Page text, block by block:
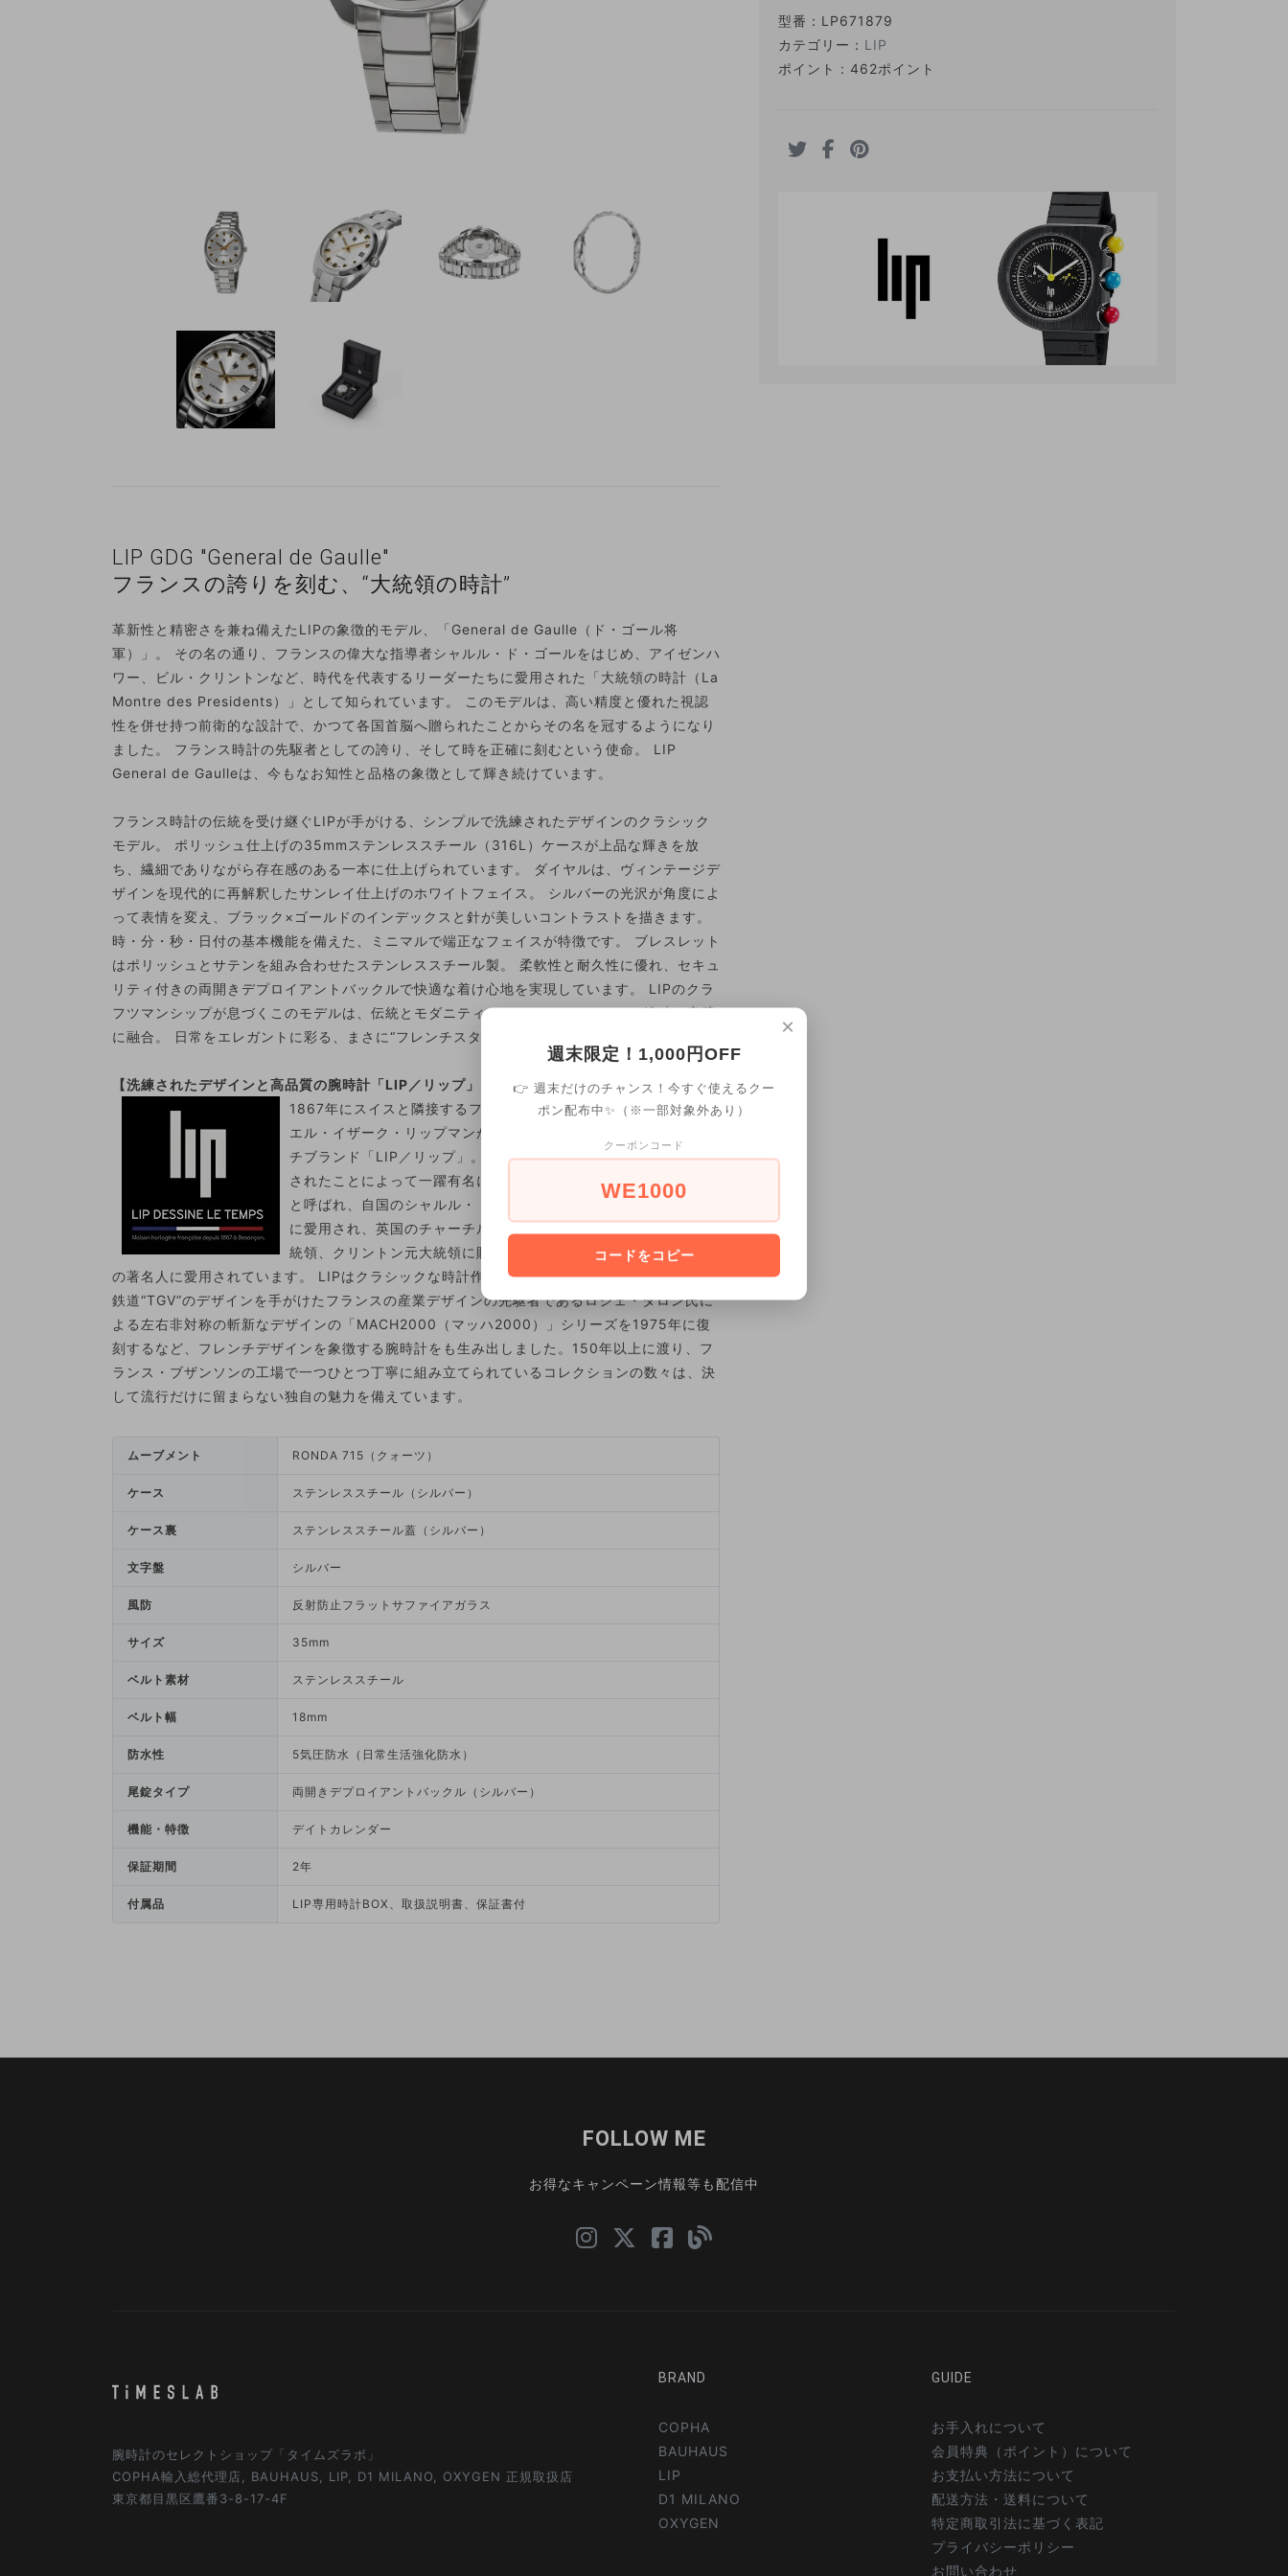
LIP GDG "General de Gaulle"
フランスの誇りを刻む、“大統領の時計”
革新性と精密さを兼ね備えたLIPの象徴的モデル、「General de Gaulle（ド・ゴール将
軍）」。 その名の通り、フランスの偉大な指導者シャルル・ド・ゴールをはじめ、アイゼンハ
ワー、ビル・クリントンなど、時代を代表するリーダーたちに愛用された「大統領の時計（La
Montre des Presidents）」として知られています。 このモデルは、高い精度と優れた視認
性を併せ持つ前衛的な設計で、かつて各国首脳へ贈られたことからその名を冠するようになり
ました。 フランス時計の先駆者としての誇り、そして時を正確に刻むという使命。 LIP
General de Gaulleは、今もなお知性と品格の象徴として輝き続けています。
フランス時計の伝統を受け継ぐLIPが手がける、シンプルで洗練されたデザインのクラシック
モデル。 ポリッシュ仕上げの35mmステンレススチール（316L）ケースが上品な輝きを放
ち、繊細でありながら存在感のある一本に仕上げられています。 ダイヤルは、ヴィンテージデ
ザインを現代的に再解釈したサンレイ仕上げのホワイトフェイス。 シルバーの光沢が角度によ
って表情を変え、ブラック×ゴールドのインデックスと針が美しいコントラストを描きます。
時・分・秒・日付の基本機能を備えた、ミニマルで端正なフェイスが特徴です。 ブレスレット
はポリッシュとサテンを組み合わせたステンレススチール製。 柔軟性と耐久性に優れ、セキュ
リティ付きの両開きデプロイアントバックルで快適な着け心地を実現しています。 LIPのクラ
フツマンシップが息づくこのモデルは、伝統とモダニティ、そしてフランスらしい洗練を完璧
に融合。 日常をエレガントに彩る、まさに“フレンチスタイル”の象徴です。
【洗練されたデザインと高品質の腕時計「LIP／リップ」】
1867年にスイスと隣接するフランス東部のブザンソンでエマニュ
エル・イザーク・リップマンが創業したフランスを代表するウォッ
チブランド「LIP／リップ」。LIPの時計は、ナポレオン1世に贈呈
されたことによって一躍有名になりました。また「大統領の時計」
と呼ばれ、自国のシャルル・ド・ゴール元大統領やマクロン大統領
に愛用され、英国のチャーチル元首相、米国のアイゼンハワー元大
統領、クリントン元大統領に贈呈されるなど、現在に至るまで多く
の著名人に愛用されています。 LIPはクラシックな時計作りに長けていた一方、フランス国有
鉄道“TGV”のデザインを手がけたフランスの産業デザインの先駆者であるロジェ・タロン氏に
よる左右非対称の斬新なデザインの「MACH2000（マッハ2000）」シリーズを1975年に復
刻するなど、フレンチデザインを象徴する腕時計をも生み出しました。150年以上に渡り、フ
ランス・ブザンソンの工場で一つひとつ丁寧に組み立てられているコレクションの数々は、決
して流行だけに留まらない独自の魅力を備えています。
ムーブメント RONDA 715（クォーツ）
ケース ステンレススチール（シルバー）
ケース裏 ステンレススチール蓋（シルバー）
文字盤 シルバー
風防 反射防止フラットサファイアガラス
サイズ 35mm
ベルト素材 ステンレススチール
ベルト幅 18mm
防水性 5気圧防水（日常生活強化防水）
尾錠タイプ 両開きデプロイアントバックル（シルバー）
機能・特徴 デイトカレンダー
保証期間 2年
付属品 LIP専用時計BOX、取扱説明書、保証書付
型番： LP671879
カテゴリー： LIP
ポイント : 462ポイント
ITEM LIST
FOLLOW ME
お得なキャンペーン情報等も配信中
腕時計のセレクトショップ「タイムズラボ」
COPHA輸入総代理店, BAUHAUS, LIP, D1 MILANO, OXYGEN 正規取扱店
東京都目黒区鷹番3-8-17-4F
BRAND
COPHA
BAUHAUS
LIP
D1 MILANO
OXYGEN
GUIDE
お手入れについて
会員特典（ポイント）について
お支払い方法について
配送方法・送料について
特定商取引法に基づく表記
プライバシーポリシー
お問い合わせ
×
週末限定！1,000円OFF
👉 週末だけのチャンス！今すぐ使えるクー
ポン配布中✨（※一部対象外あり）
クーポンコード
WE1000
コードをコピー